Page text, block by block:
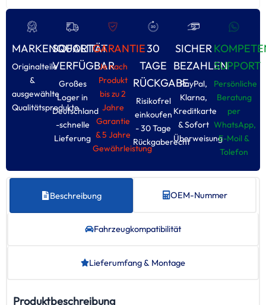
MARKENQUALITÄT
Originalteile
&
ausgewählte
Qualitätsprodukte
SOFORT
VERFÜGBAR
Großes
Loger in
Deutschland
-schnelle
Lieferung
GARANTIE
Je nach
Produkt
bis zu 2
Jahre
Garantie
& 5 Jahre
Gewährleistung
30
TAGE
RÜCKGABE
Risikofrel
einkoufen
- 30 Tage
Rückgaberecht
SICHER
BEZAHLEN
PayPal,
Klarna,
Kreditkarte
& Sofort
Überweisung
SUPPORT
Persönliche
Beratung
per
WhatsApp,
E-Moil &
Tolefon
Beschreibung OEM-Nummer
Fahrzeug­kompatibilität
Lieferumfang & Montage
Produktbeschreibung